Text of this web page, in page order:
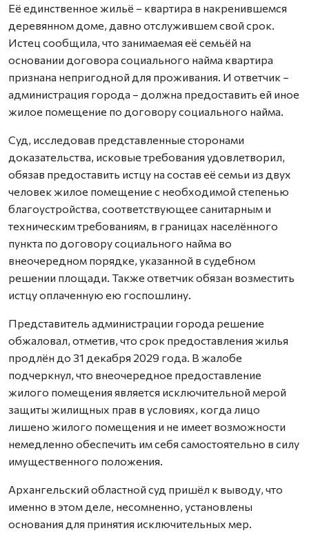
Её единственное жильё – квартира в накренившемся
деревянном доме, давно отслужившем свой срок.
Истец сообщила, что занимаемая её семьёй на
основании договора социального найма квартира
признана непригодной для проживания. И ответчик –
администрация города – должна предоставить ей иное
жилое помещение по договору социального найма.
Суд, исследовав представленные сторонами
доказательства, исковые требования удовлетворил,
обязав предоставить истцу на состав её семьи из двух
человек жилое помещение с необходимой степенью
благоустройства, соответствующее санитарным и
техническим требованиям, в границах населённого
пункта по договору социального найма во
внеочередном порядке, указанной в судебном
решении площади. Также ответчик обязан возместить
истцу оплаченную ею госпошлину.
Представитель администрации города решение
обжаловал, отметив, что срок предоставления жилья
продлён до 31 декабря 2029 года. В жалобе
подчеркнул, что внеочередное предоставление
жилого помещения является исключительной мерой
защиты жилищных прав в условиях, когда лицо
лишено жилого помещения и не имеет возможности
немедленно обеспечить им себя самостоятельно в силу
имущественного положения.
Архангельский областной суд пришёл к выводу, что
именно в этом деле, несомненно, установлены
основания для принятия исключительных мер.